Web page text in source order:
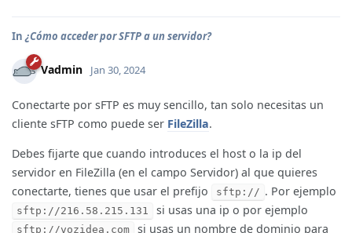
In ¿Cómo acceder por SFTP a un servidor?
Vadmin Jan 30, 2024
Conectarte por sFTP es muy sencillo, tan solo necesitas un
cliente sFTP como puede ser FileZilla.
Debes fijarte que cuando introduces el host o la ip del
servidor en FileZilla (en el campo Servidor) al que quieres
conectarte, tienes que usar el prefijo
sftp:// . Por ejemplo
sftp://216.58.215.131 si usas una ip o por ejemplo
sftp://vozidea.com
si usas un nombre de dominio para